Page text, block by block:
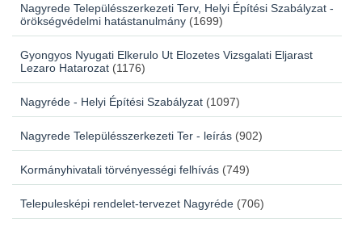
Nagyrede Településszerkezeti Terv, Helyi Építési Szabályzat -
örökségvédelmi hatástanulmány (1699)
Gyongyos Nyugati Elkerulo Ut Elozetes Vizsgalati Eljarast
Lezaro Hatarozat (1176)
Nagyréde - Helyi Építési Szabályzat (1097)
Nagyrede Településszerkezeti Ter - leírás (902)
Kormányhivatali törvényességi felhívás (749)
Telepulesképi rendelet-tervezet Nagyréde (706)